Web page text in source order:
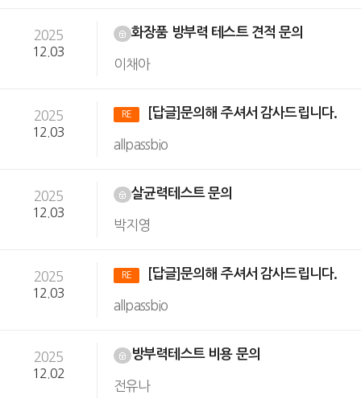
2025
12.03
화장품 방부력 테스트 견적 문의
이채아
2025
12.03
RE [답글]문의해 주셔서 감사드립니다.
allpassbio
2025
12.03
살균력테스트 문의
박지영
2025
12.03
RE [답글]문의해 주셔서 감사드립니다.
allpassbio
2025
12.02
방부력테스트 비용 문의
전유나